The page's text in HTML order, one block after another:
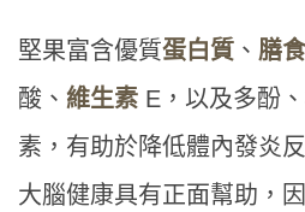
堅果富含優質蛋白質 、 膳
酸、 維生素 E，以及多酚
素，有助於降低體內發炎
大腦健康具有正面幫助，